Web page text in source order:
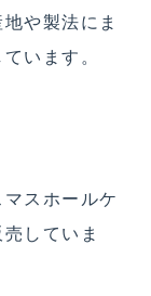
や製法にま
います。
スホールケ
していま